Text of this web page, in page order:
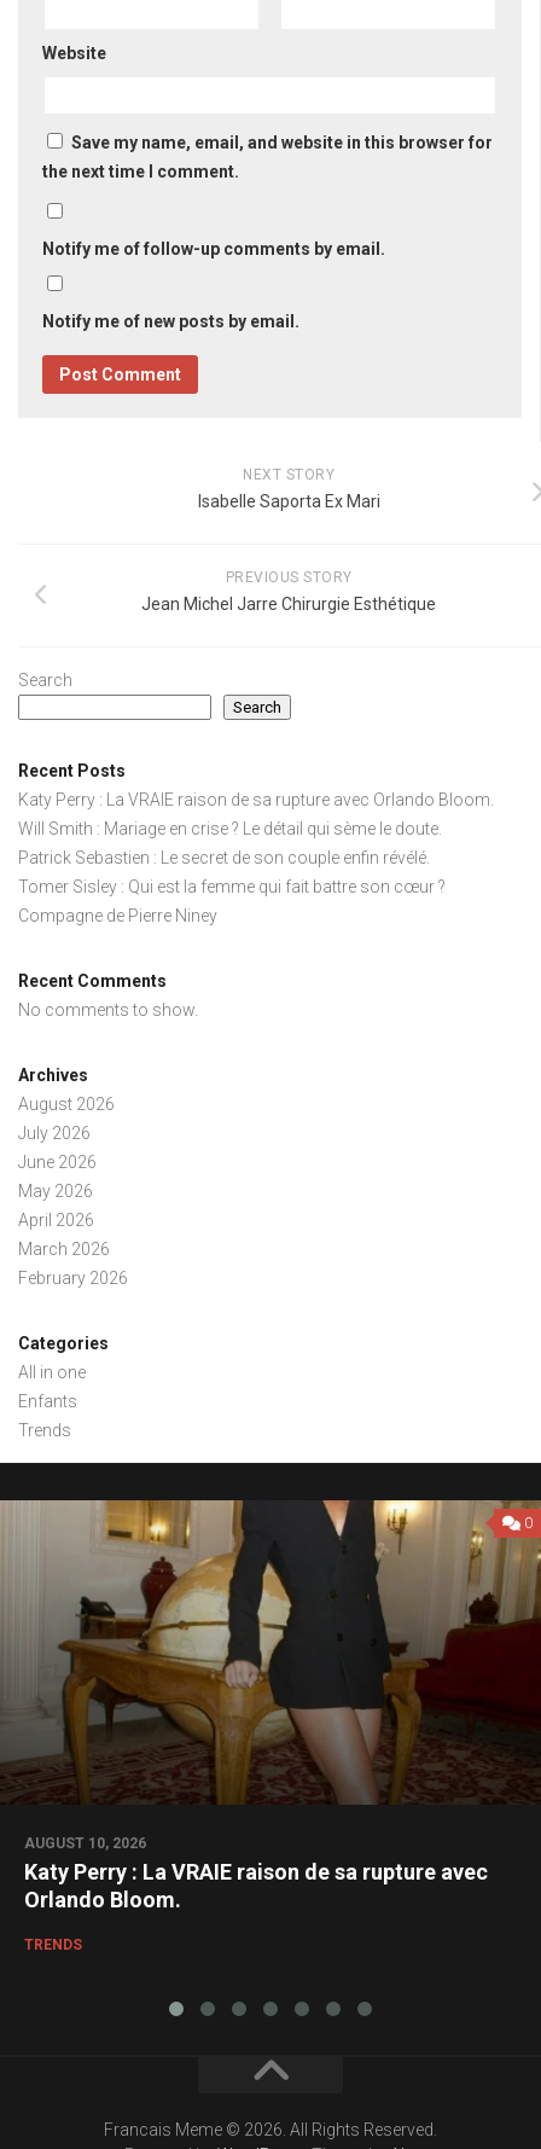
Website
Save my name, email, and website in this browser for
the next time I comment.
Notify me of follow-up comments by email.
Notify me of new posts by email.
NEXT STORY
Isabelle Saporta Ex Mari
PREVIOUS STORY
Jean Michel Jarre Chirurgie Esthétique
Search
Search
Recent Posts
Katy Perry : La VRAIE raison de sa rupture avec Orlando Bloom.
Will Smith : Mariage en crise ? Le détail qui sème le doute.
Patrick Sebastien : Le secret de son couple enfin révélé.
Tomer Sisley : Qui est la femme qui fait battre son cœur ?
Compagne de Pierre Niney
Recent Comments
No comments to show.
Archives
August 2026
July 2026
June 2026
May 2026
April 2026
March 2026
February 2026
Categories
All in one
Enfants
Trends
0
AUGUST 10, 2026
Katy Perry : La VRAIE raison de sa rupture avec
Orlando Bloom.
TRENDS
Francais Meme © 2026. All Rights Reserved.